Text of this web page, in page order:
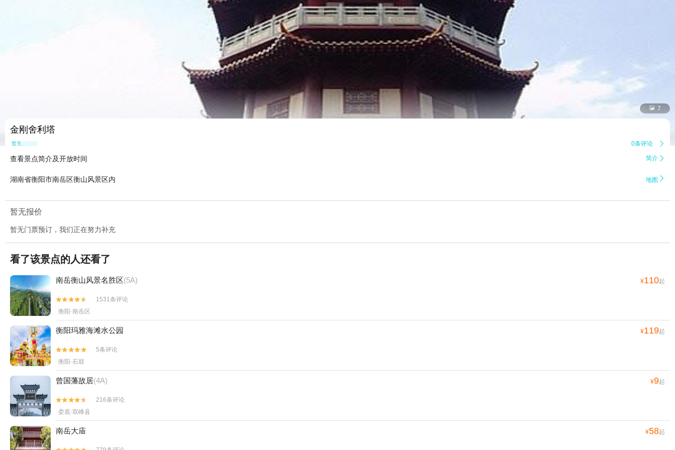
 7
金刚舍利塔
暂无点评 0条评论 
查看景点简介及开放时间 简介 
湖南省衡阳市南岳区衡山风景区内 地图 
暂无报价
暂无门票预订，我们正在努力补充
看了该景点的人还看了
南岳衡山风景名胜区(5A) ¥110起


1531条评论
衡阳·南岳区
衡阳玛雅海滩水公园 ¥119起


5条评论
衡阳·石鼓
曾国藩故居(4A) ¥9起


216条评论
娄底·双峰县
南岳大庙 ¥58起